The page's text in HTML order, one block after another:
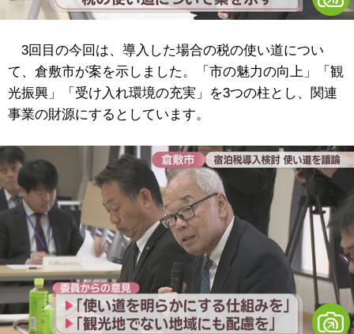
3回目の今回は、導入した場合の税の使い道につい
て、倉敷市が案を示しました。「市の魅力の向上」「観
光振興」「受け入れ環境の充実」を3つの柱とし、関連
事業の財源にするとしています。